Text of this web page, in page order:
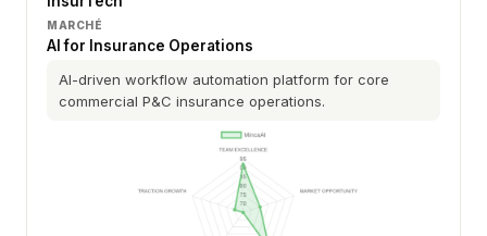
MARCHÉ
AI for Insurance Operations
AI-driven workflow automation platform for core
commercial P&C insurance operations.